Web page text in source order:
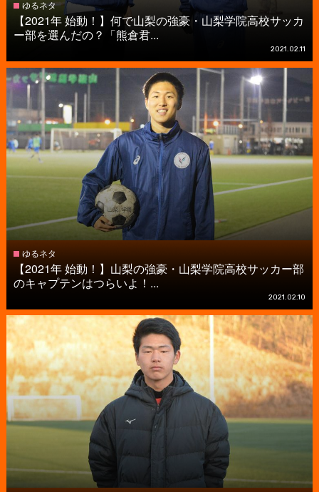
ゆるネタ
【2021年 始動！】何で山梨の強豪・山梨学院高校サッカ
ー部を選んだの？「熊倉君...
2021.02.11
ゆるネタ
【2021年 始動！】山梨の強豪・山梨学院高校サッカー部
のキャプテンはつらいよ！...
2021.02.10